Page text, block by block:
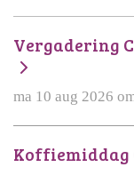
Vergadering
ma 10 aug 2026
Koffiemiddag